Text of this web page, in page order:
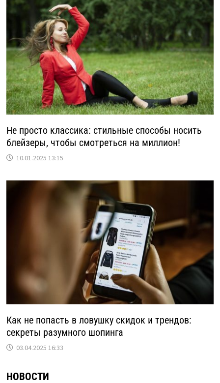
Не просто классика: стильные способы носить
блейзеры, чтобы смотреться на миллион!
10.01.2025 13:15
Как не попасть в ловушку скидок и трендов:
секреты разумного шопинга
03.04.2025 16:33
НОВОСТИ